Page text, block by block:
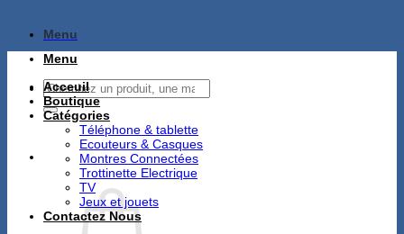
Menu
Recherche
pour :
Menu
Acceuil
Boutique
Catégories
Téléphone & tablette
Ecouteurs & Casques
Montres Connectées
Trottinette Electrique
TV
Jeux et jouets
Contactez Nous